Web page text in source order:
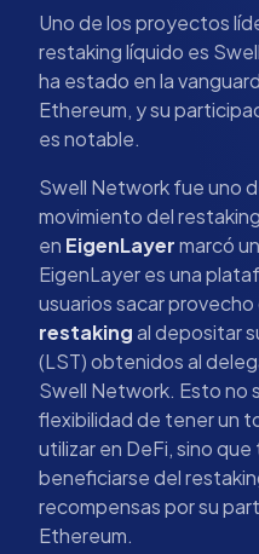
Uno de los proyectos
restaking líquido es
ha estado en la
Ethereum, y su
es notable.
Swell Network fue uno
movimiento del
en EigenLayermarcó
EigenLayer es una
usuarios sacar provecho
restakingal depositar
(LST) obtenidos al
Swell Network. Esto no
flexibilidad de tener un
utilizar en DeFi, sino
beneficiarse del
recompensas por su
Ethereum.